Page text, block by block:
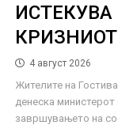
4 август 2026
Жителите на
денеска
завршувањето на